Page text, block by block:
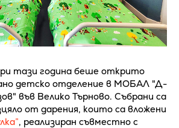
тази година беше открито
детско отделение в МОБАЛ "Д-
във Велико Търново. Събрани са
от дарения, които са вложени
, реализиран съвместно с